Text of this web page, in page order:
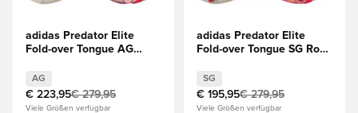
adidas Predator Elite
Fold-over Tongue AG
Turbo/Thermal
Chrome/Schwarz
AG
€ 223,95€ 279,95
Viele Größen verfügbar
adidas Predator Elite
Fold-over Tongue SG Road
Turbo/Thermal
Chrome/Schwarz
SG
€ 195,95€ 279,95
Viele Größen verfügbar